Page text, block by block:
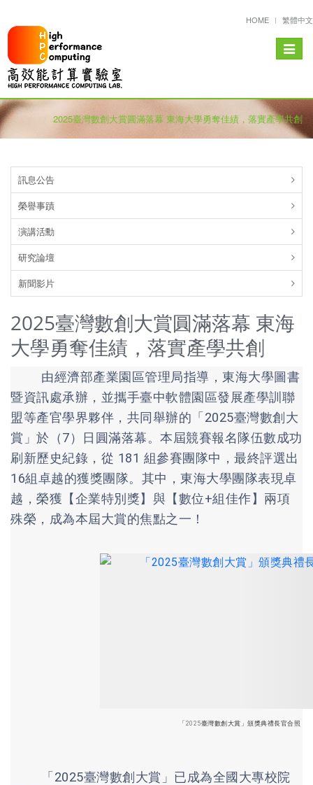
HOME 繁體中文
Toggle
2025臺灣數創大賞圓滿落幕 東海大學勇奪佳績，落實產學共創
訊息公告
榮譽事蹟
演講活勳
研究論壇
新聞影片
2025臺灣數創大賞圓滿落幕 東海
大學勇奪佳績，落實產學共創
由經濟部產業園區管理局指導，東海大學圖書
暨資訊處承辦，並攜手臺中軟體園區發展產學訓聯
盟等產官學界夥伴，共同舉辦的「2025臺灣數創大
賞」於（7）日圓滿落幕。本屆競賽報名隊伍數成功
刷新歷史紀錄，從 181 組參賽團隊中，最終評選出
16組卓越的獲獎團隊。其中，東海大學團隊表現卓
越，榮獲【企業特別獎】與【數位+組佳作】兩項
殊榮，成為本屆大賞的焦點之一！
「2025臺灣數創大賞」頒獎典禮長官合照
「2025臺灣數創大賞」已成為全國大專校院